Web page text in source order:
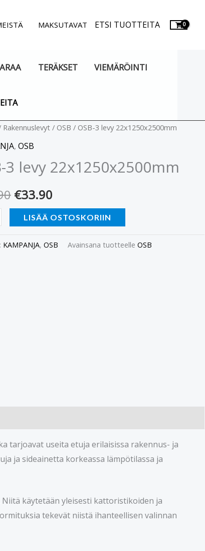
MAKSUTAVAT ETSI TUOTTEITA
TERÄKSET VIEMÄRÖINTI
Rakennuslevyt/ OSB / OSB-3 levy 22x1250x2500mm
, OSB
3 levy 22x1250x2500mm
Alkuperäinen
hinta
oli:
€39.90.
€33.90
Nykyinen
on:
€33.90.
LISÄÄ OSTOSKORIIN
KAMPANJA, OSB Avainsana tuotteelle OSB
tarjoavat useita etuja erilaisissa rakennus- ja
ja sideainetta korkeassa lämpötilassa ja
käytetään yleisesti kattoristikoiden ja
tekevät niistä ihanteellisen valinnan